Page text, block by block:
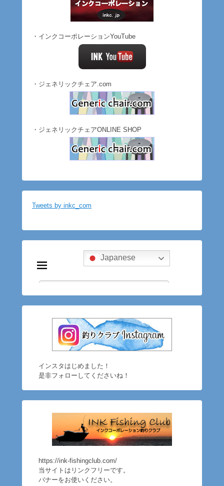
・インクコーポレーションYouTube
・ジェネリックチェア.com
・ジェネリックチェアONLINE SHOP
Tweets by inkc_com
インスタはじめました！
是非フォローしてくださいね！
https://ink-fishingclub.com/
当サイトはリンクフリーです。
バナーをお使いください。